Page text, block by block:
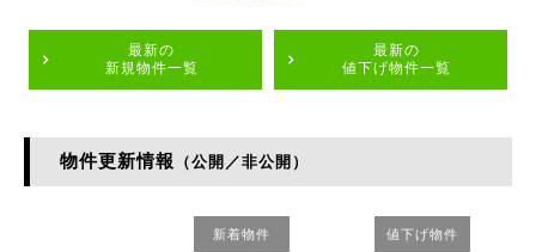
最新の
新規物件一覧
最新の
値下げ物件一覧
物件更新情報 （公開／非公開）
新着物件 値下げ物件